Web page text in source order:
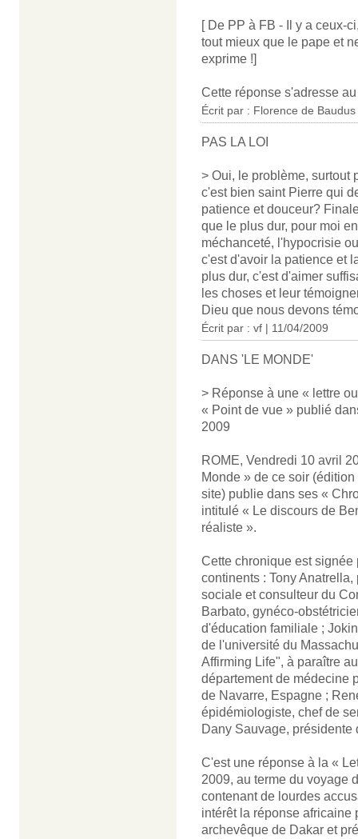
[ De PP à FB - Il y a ceux-
tout mieux que le pape et
exprime !]
Cette réponse s'adresse
Écrit par : Florence de
PAS LA LOI
> Oui, le problème, surtout
c'est bien saint Pierre qui
patience et douceur?
que le plus dur, pour moi
méchanceté, l'hypocrisie
c'est d'avoir la patience et
plus dur, c'est d'aimer
les choses et leur
Dieu que nous devons
Écrit par : vf | 11/04/2009
DANS 'LE MONDE'
> Réponse à une « lettre
« Point de vue » publié
2009
ROME, Vendredi 10 avril
Monde » de ce soir
site) publie dans ses «
intitulé « Le discours de
réaliste ».
Cette chronique est
continents : Tony
sociale et consulteur du
Barbato, gynéco-
d'éducation familiale ;
de l'université du
Affirming Life", à paraître
département de médecine
de Navarre, Espagne ;
épidémiologiste, chef de
Dany Sauvage,
C'est une réponse à la «
2009, au terme du voyage
contenant de lourdes
intérêt la réponse africaine
archevêque de Dakar et